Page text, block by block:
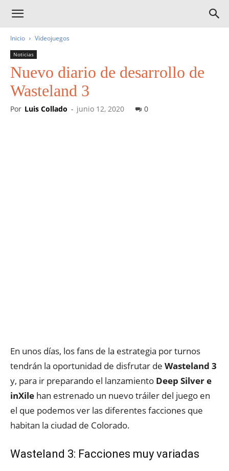
Inicio Videojuegos
Noticias
Nuevo diario de desarrollo de
Wasteland 3
Por Luis Collado - junio 12, 2020 0
En unos días, los fans de la estrategia por turnos
tendrán la oportunidad de disfrutar de Wasteland 3
y, para ir preparando el lanzamiento Deep Silver e
inXile han estrenado un nuevo tráiler del juego en
el que podemos ver las diferentes facciones que
habitan la ciudad de Colorado.
Wasteland 3: Facciones muy variadas